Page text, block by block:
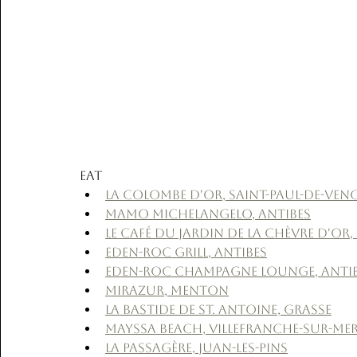
Eat
La Colombe d'Or, Saint-Paul-de-
Mamo Michelangelo, Antibes
Le Café du Jardin de la Chèvre d'Or,
Eden-Roc Grill, Antibes
Eden-Roc Champagne Lounge,
Mirazur, Menton
La Bastide de St. Antoine, Grasse
Mayssa Beach, Villefranche-sur-
La Passagère, Juan-les-Pins